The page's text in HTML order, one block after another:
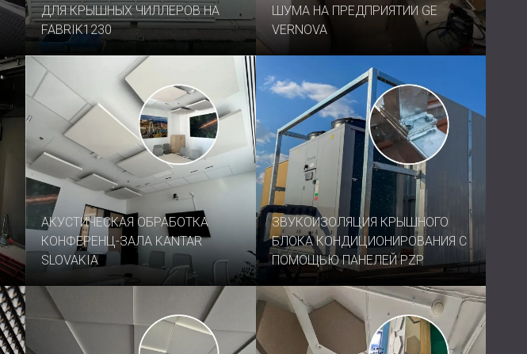
ДЛЯ КРЫШНЫХ ЧИЛЛЕРОВ НА
FABRIK1230
ШУМА НА ПРЕДПРИЯТИИ GE
VERNOVA
АКУСТИЧЕСКАЯ ОБРАБОТКА
КОНФЕРЕНЦ-ЗАЛА KANTAR
SLOVAKIA
ЗВУКОИЗОЛЯЦИЯ КРЫШНОГО
БЛОКА КОНДИЦИОНИРОВАНИЯ С
ПОМОЩЬЮ ПАНЕЛЕЙ PZP